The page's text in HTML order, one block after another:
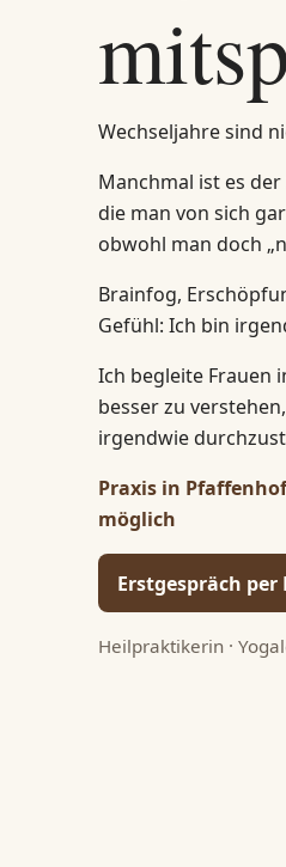
Wechseljahre sind
Manchmal ist es
die man von sich
obwohl man doch
Brainfog,
Gefühl: Ich bin
Ich begleite Frauen
besser zu
irgendwie
Praxis in
möglich
Erstgespräch
Heilpraktikerin ·